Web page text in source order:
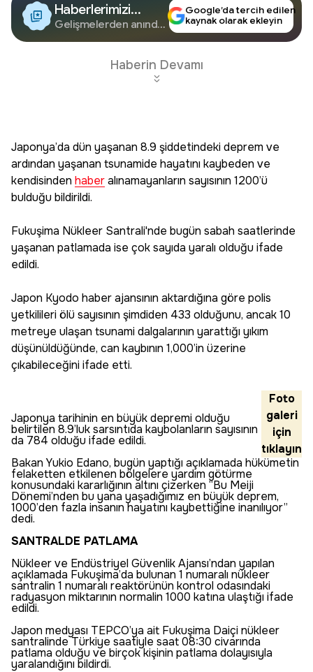
Haberlerimizi
Google'da Takip
Edin
Gelişmelerden anında
Google’da tercih edilen
kaynak olarak ekleyin
Haberin Devamı
Japonya’da dün yaşanan 8.9 şiddetindeki deprem ve
ardından yaşanan tsunamide hayatını kaybeden ve
kendisinden haberalınamayanların sayısının 1200’ü
bulduğu bildirildi.
Fukuşima Nükleer Santrali'nde bugün sabah saatlerinde
yaşanan patlamada ise çok sayıda yaralı olduğu ifade
edildi.
Japon Kyodo haber ajansının aktardığına göre polis
yetkilileri ölü sayısının şimdiden 433 olduğunu, ancak 10
metreye ulaşan tsunami dalgalarının yarattığı yıkım
düşünüldüğünde, can kaybının 1,000’in üzerine
çıkabileceğini ifade etti.
Foto
galeri
için
tıklayın
Japonya tarihinin en büyük depremi olduğu
belirtilen 8.9’luk sarsıntıda kaybolanların sayısının
da 784 olduğu ifade edildi.
Bakan Yukio Edano, bugün yaptığı açıklamada hükümetin
felaketten etkilenen bölgelere yardım götürme
konusundaki kararlığının altını çizerken “Bu Meiji
Dönemi’nden bu yana yaşadığımız en büyük deprem,
1000’den fazla insanın hayatını kaybettiğine inanılıyor”
dedi.
SANTRALDE PATLAMA
Nükleer ve Endüstriyel Güvenlik Ajansı’ndan yapılan
açıklamada Fukuşima’da bulunan 1 numaralı nükleer
santralin 1 numaralı reaktörünün kontrol odasındaki
radyasyon miktarının normalin 1000 katına ulaştığı ifade
edildi.
Japon medyası TEPCO’ya ait Fukuşima Daiçi nükleer
santralinde Türkiye saatiyle saat 08:30 civarında
patlama olduğu ve birçok kişinin patlama dolayısıyla
yaralandığını bildirdi.